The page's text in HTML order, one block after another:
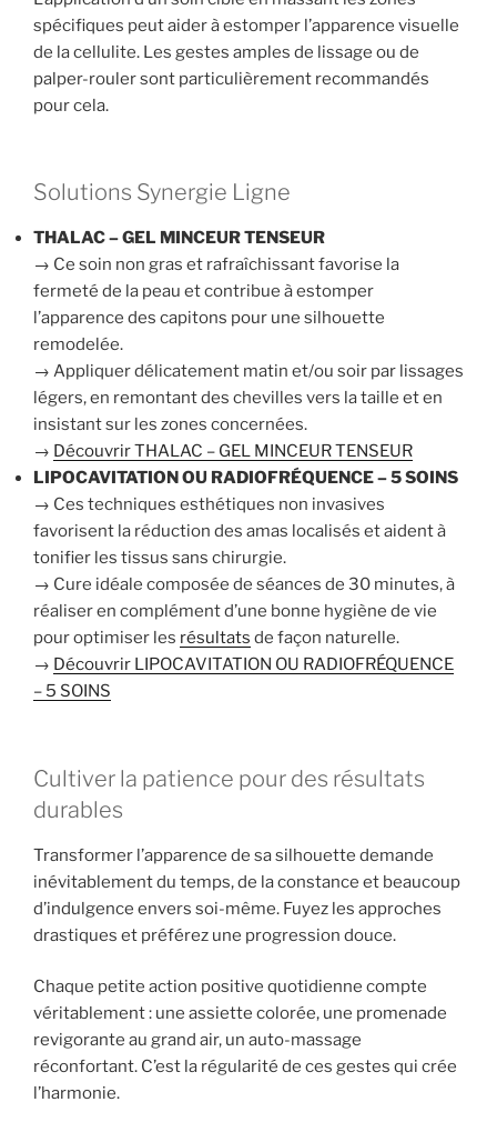
spécifiques peut aider à estomper l’apparence visuelle
de la cellulite. Les gestes amples de lissage ou de
palper-rouler sont particulièrement recommandés
pour cela.
Solutions Synergie Ligne
THALAC – GEL MINCEUR TENSEUR
→ Ce soin non gras et rafraîchissant favorise la
fermeté de la peau et contribue à estomper
l’apparence des capitons pour une silhouette
remodelée.
→ Appliquer délicatement matin et/ou soir par lissages
légers, en remontant des chevilles vers la taille et en
insistant sur les zones concernées.
→ Découvrir THALAC – GEL MINCEUR TENSEUR
LIPOCAVITATION OU RADIOFRÉQUENCE – 5 SOINS
→ Ces techniques esthétiques non invasives
favorisent la réduction des amas localisés et aident à
tonifier les tissus sans chirurgie.
→ Cure idéale composée de séances de 30 minutes, à
réaliser en complément d’une bonne hygiène de vie
pour optimiser les résultats de façon naturelle.
→ Découvrir LIPOCAVITATION OU RADIOFRÉQUENCE
– 5 SOINS
Cultiver la patience pour des résultats
durables
Transformer l’apparence de sa silhouette demande
inévitablement du temps, de la constance et beaucoup
d’indulgence envers soi-même. Fuyez les approches
drastiques et préférez une progression douce.
Chaque petite action positive quotidienne compte
véritablement : une assiette colorée, une promenade
revigorante au grand air, un auto-massage
réconfortant. C’est la régularité de ces gestes qui crée
l’harmonie.